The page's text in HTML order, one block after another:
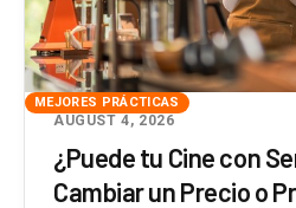
MEJORES PRÁCTICAS
AUGUST 4, 2026
¿Puede tu Cine con
Cambiar un Precio o